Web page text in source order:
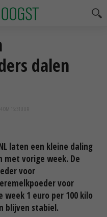
dalen
OM 15:31
laten een kleine daling
met vorige week. De
voor
voor
1 euro per 100 kilo
blijven stabiel.